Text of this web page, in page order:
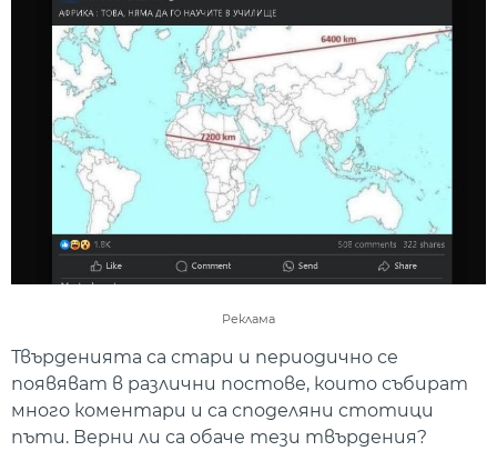
Реклама
Твърденията са стари и периодично се
появяват в различни постове, които събират
много коментари и са споделяни стотици
пъти. Верни ли са обаче тези твърдения?